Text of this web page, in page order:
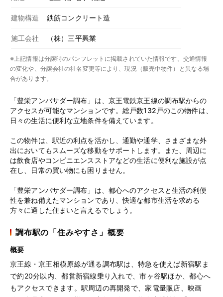
建物構造 鉄筋コンクリート造
施工会社 （株）三平興業
※上記情報は分譲時のパンフレットに掲載されていた情報です。交通情報
の変化や、分譲会社の社名変更等により、現況（販売中物件）と異なる場
合があります。
「豊栄アンバサダー調布」は、京王電鉄京王線の調布駅からの
アクセスが可能なマンションです。総戸数132戸のこの物件は、
日々の生活に便利な立地条件を備えています。
この物件は、駅近の利点を活かし、通勤や通学、さまざまな外
出においてもスムーズな移動をサポートします。また、周辺に
は飲食店やコンビニエンスストアなどの生活に便利な施設が点
在し、日常の買い物にも困りません。
「豊栄アンバサダー調布」は、都心へのアクセスと生活の利便
性を兼ね備えたマンションであり、快適な都市生活を求める
方々に適した住まいと言えるでしょう。
調布駅の「住みやすさ」概要
概要
京王線・京王相模原線が通る調布駅は、特急を使えば新宿駅ま
で約20分以内、都営新宿線乗り入れで、市ヶ谷駅ほか、都心へ
もアクセスできます。駅周辺の再開発で、家電量販店、映画